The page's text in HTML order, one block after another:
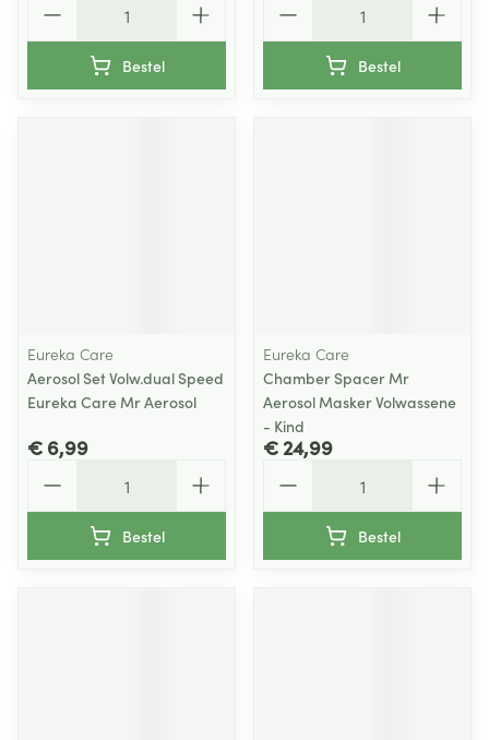
Bestel Bestel
Eureka Care
Aerosol Set Volw.dual Speed
Eureka Care Mr Aerosol
€ 6,99
Bestel
Eureka Care
Chamber Spacer Mr
Aerosol Masker Volwassene
- Kind
€ 24,99
Bestel